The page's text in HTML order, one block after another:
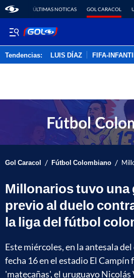
ÚLTIMAS NOTICAS GOL CARACOL
Tendencias: LUIS DÍAZ FIFA-
Gol Caracol / Fútbol Colombiano /
Millonarios tuvo una
previo al duelo
la liga del fútbol
Este miércoles, en la antesala
fecha 16 en el estadio El Campín
'matecañas', el uruguayo